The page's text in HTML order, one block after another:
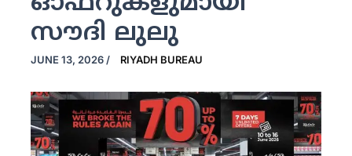
സൗദി ലുലു
JUNE 13, 2026 / RIYADH BUREAU